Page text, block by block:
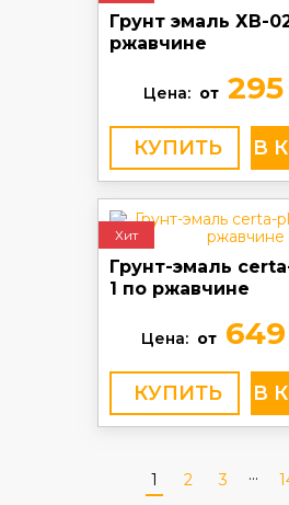
Грунт эмаль ХВ-
ржавчине
Цена: от295
КУПИТЬ
Хит
Грунт-эмаль
1 по ржавчине
Цена: от649
КУПИТЬ
1 2 3 ...